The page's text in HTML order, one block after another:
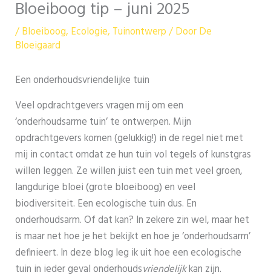
Bloeiboog tip – juni 2025
/Bloeiboog, Ecologie, Tuinontwerp/ DoorDe
Bloeigaard
Een onderhoudsvriendelijke tuin
Veel opdrachtgevers vragen mij om een
‘onderhoudsarme tuin’ te ontwerpen. Mijn
opdrachtgevers komen (gelukkig!) in de regel niet met
mij in contact omdat ze hun tuin vol tegels of kunstgras
willen leggen. Ze willen juist een tuin met veel groen,
langdurige bloei (grote bloeiboog) en veel
biodiversiteit. Een ecologische tuin dus. En
onderhoudsarm. Of dat kan? In zekere zin wel, maar het
is maar net hoe je het bekijkt en hoe je ‘onderhoudsarm’
definieert. In deze blog leg ik uit hoe een ecologische
tuin in ieder geval onderhoudsvriendelijkkan zijn.